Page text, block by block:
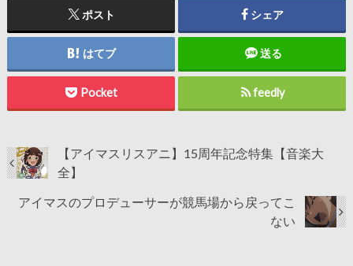
ポスト シェア
はてブ 送る
Pocket feedly
【アイマスリスアニ】15周年記念特集【音楽大
全】
アイマスのプロデューサーが競馬場から戻ってこ
ない